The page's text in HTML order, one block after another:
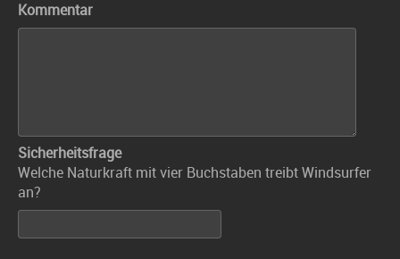
Kommentar
Sicherheitsfrage
Welche Naturkraft mit vier Buchstaben treibt Windsurfer
an?